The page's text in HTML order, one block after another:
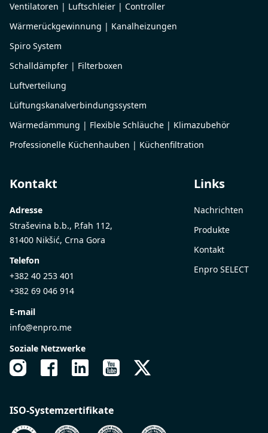
Ventilatoren | Luftschleier | Controller
Wärmerückgewinnung | Kanalheizungen
Spiro System
Schalldämpfer | Filterboxen
Luftverteilung
Lüftungskanalverbindungssystem
Wärmedämmung | Flexible Schläuche | Klimazubehör
Professionelle Küchenhauben | Küchenfiltration
Kontakt
Adresse
Straševina b.b., P.fah 112,
81400 Nikšić, Crna Gora
Telefon
+382 40 253 401
+382 69 046 914
E-mail
info@enpro.me
Soziale Netzwerke
Links
Nachrichten
Produkte
Kontakt
Enpro SELECT
ISO-Systemzertifikate